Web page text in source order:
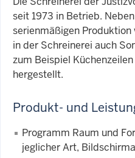
seit 1973 in Betrieb.
serienmäßigen
in der Schreinerei auch
zum Beispiel
hergestellt.
Produkt- und
Programm Raum und
jeglicher Art,